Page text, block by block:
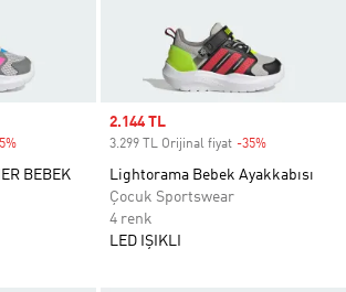
BEBEK
Sale price
2.144 TL
3.299 TL Orijinal fiyat -35%
Lightorama Bebek Ayakkabısı
Çocuk Sportswear
4 renk
LED IŞIKLI